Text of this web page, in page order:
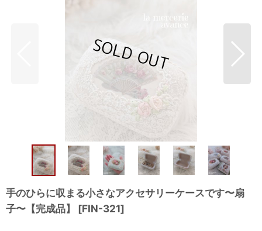
手のひらに収まる小さなアクセサリーケースです〜扇
子〜【完成品】
[FIN-321]